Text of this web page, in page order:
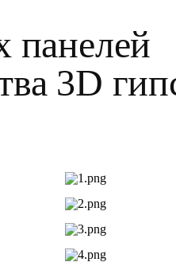
панелей
3D